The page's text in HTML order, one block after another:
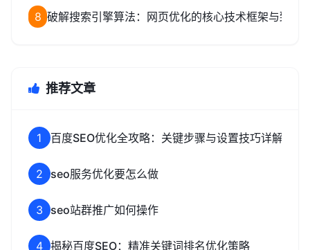
8 破解搜索引擎算法：网页优化的核心技术框架与致命
推荐文章
1 百度SEO优化全攻略：关键步骤与设置技巧详解
2 seo服务优化要怎么做
3 seo站群推广如何操作
4 揭秘百度SEO：精准关键词排名优化策略